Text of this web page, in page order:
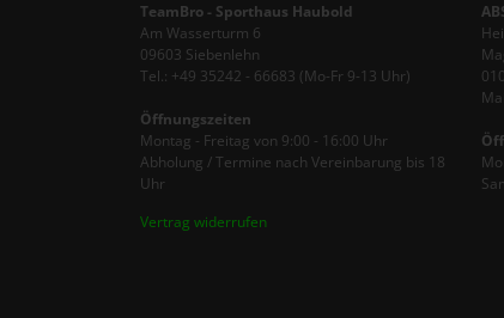
TeamBro - Sporthaus Haubold
Am Wasserturm 6
09603 Siebenlehn
Tel.: +49 35242 - 66683 (Mo-Fr 9-13 Uhr)
Öffnungszeiten
Montag - Freitag von 9:00 - 16:00 Uhr
Abholung / Termine nach Vereinbarung bis 18
Uhr
Vertrag widerrufen